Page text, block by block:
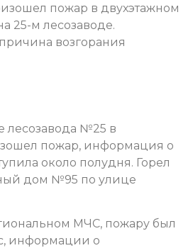
пожар в двухэтажном
25-м лесозаводе.
возгорания
лесозавода №25 в
пожар, информация о
около полудня. Горел
дом №95 по улице
МЧС, пожару был
информации о